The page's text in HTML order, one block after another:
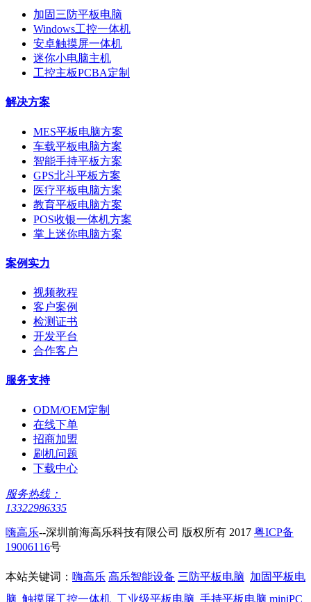
加固三防平板电脑
Windows工控一体机
安卓触摸屏一体机
迷你小电脑主机
工控主板PCBA定制
解决方案
MES平板电脑方案
车载平板电脑方案
智能手持平板方案
GPS北斗平板方案
医疗平板电脑方案
教育平板电脑方案
POS收银一体机方案
掌上迷你电脑方案
案例实力
视频教程
客户案例
检测证书
开发平台
合作客户
服务支持
ODM/OEM定制
在线下单
招商加盟
刷机问题
下载中心
服务热线：
13322986335
嗨高乐--深圳前海高乐科技有限公司 版权所有 2017 粤ICP备
19006116号
本站关键词： 嗨高乐 高乐智能设备 三防平板电脑 加固平板电
脑 触摸屏工控一体机 工业级平板电脑 手持平板电脑 miniPC